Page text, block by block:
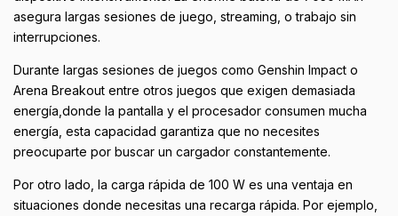
asegura largas sesiones de juego, streaming, o trabajo sin
interrupciones.
Durante largas sesiones de juegos como Genshin Impact o
Arena Breakout entre otros juegos que exigen demasiada
energía,donde la pantalla y el procesador consumen mucha
energía, esta capacidad garantiza que no necesites
preocuparte por buscar un cargador constantemente.
Por otro lado, la carga rápida de 100 W es una ventaja en
situaciones donde necesitas una recarga rápida. Por ejemplo,